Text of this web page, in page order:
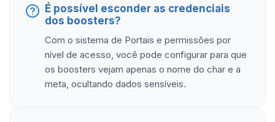
É possível esconder as credenciais
dos boosters?
Com o sistema de Portais e permissões por
nível de acesso, você pode configurar para que
os boosters vejam apenas o nome do char e a
meta, ocultando dados sensíveis.